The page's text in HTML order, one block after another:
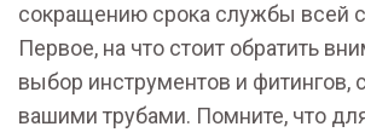
сокращению срока службы всей
Первое, на что стоит обратить
выбор инструментов и фитингов,
вашими трубами. Помните, что